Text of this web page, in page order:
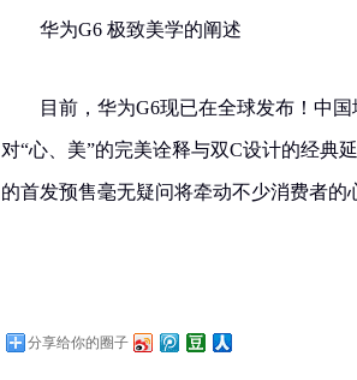
华为G6 极致美学的阐述
目前，华为G6现已在全球发布！中
对“心、美”的完美诠释与双C设计的经典
的首发预售毫无疑问将牵动不少消费者的
分享给你的圈子